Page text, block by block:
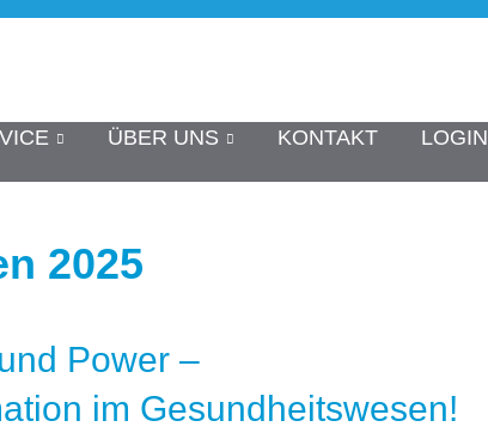
ÜBER UNS KONTAKT LOGIN
2025
Power –
im Gesundheitswesen!